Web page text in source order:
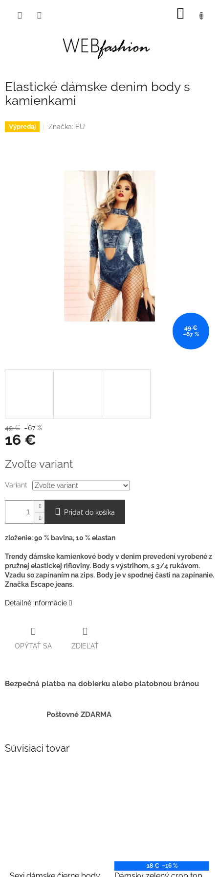
Elastické dámske denim body s
kamienkami
Výpredaj Značka: EU
49 €
–67 %
49 € –67 %
16 €
cena:
Zvoľte variant
Variant
Pridať do košíka
zloženie: 90 % bavlna, 10 % elastan
Trendy dámske kamienkové body v denim prevedení vyrobené z
pružnej elastickej rifloviny. Body s výstrihom, s 3/4 rukávom.
Vzadu so zapínaním na zips. Body je v spodnej časti na zapínanie.
Značka Escape jeans.
Detailné informácie
OPÝTAŤ SA ZDIEĽAŤ
Bezpečná platba na dobierku alebo platobnou bránou
Poštovné ZDARMA
Súvisiaci tovar
18 € –16 %